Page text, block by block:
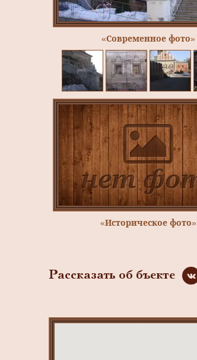
«Современное фото»
«Историческое фото»
Рассказать об бъекте